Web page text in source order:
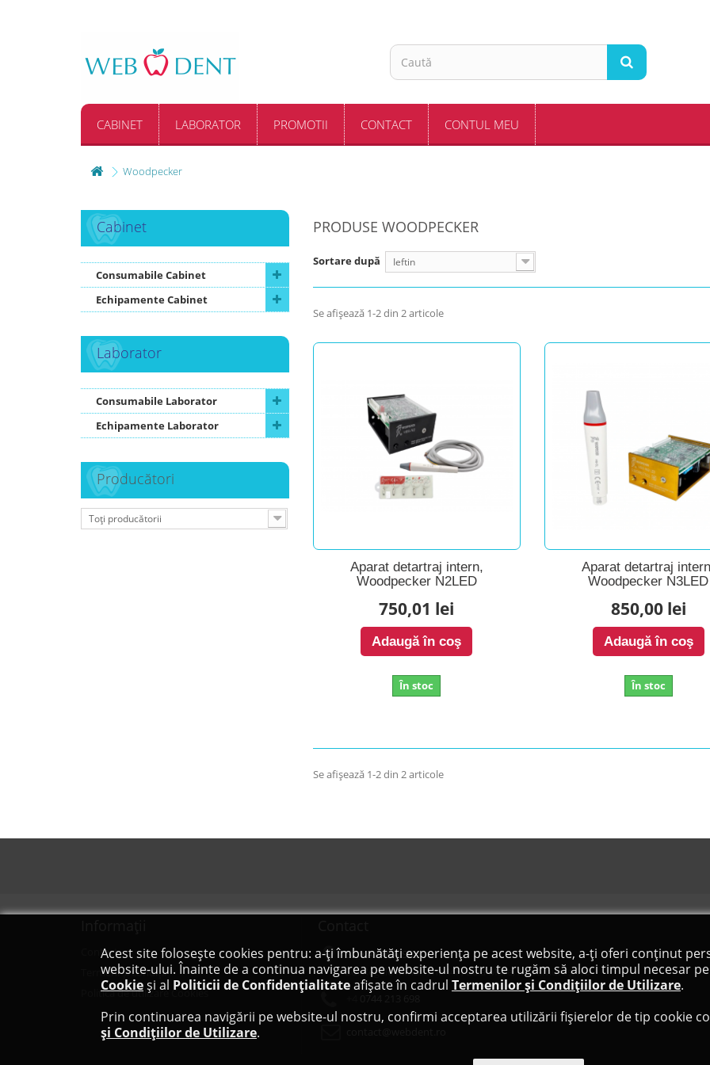
CABINET LABORATOR PROMOTII CONTACT CONTUL MEU
Woodpecker
Cabinet
Consumabile Cabinet
Echipamente Cabinet
Laborator
Consumabile Laborator
Echipamente Laborator
Producători
Toți producătorii
PRODUSE WOODPECKER
Sortare după Ieftin
Se afişează 1-2 din 2 articole
Aparat detartraj intern,
Woodpecker N2LED
750,01 lei
Adaugă în coş
În stoc
Aparat detartraj
Woodpecker N3LED
850,00 lei
Adaugă în coş
În stoc
Se afişează 1-2 din 2 articole
Contact
Termeni și condiții
Politica de utilizare Cookies
SC KAYANA SRL
Bd. Regele Mihai I, nr 44F, Baia Mare, Maramureș, RO
Acest site folosește cookies pentru: a-ți îmbunătăți experiența pe acest website, a-ți oferi conținut
website-ului. Înainte de a continua navigarea pe website-ul nostru te rugăm să aloci timpul necesar
Cookieși al Politicii de Confidențialitateafișate în cadrul Termenilor și Condițiilor de Utilizare.
Prin continuarea navigării pe website-ul nostru, confirmi acceptarea utilizării fișierelor de tip cookie
și Condițiilor de Utilizare.